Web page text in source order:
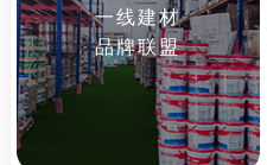
一线建材
品牌联盟